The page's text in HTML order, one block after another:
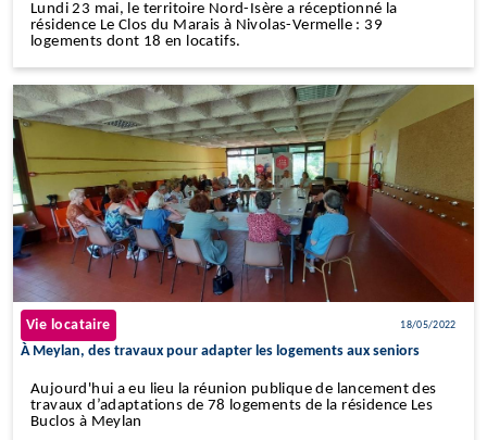
Lundi 23 mai, le territoire Nord-Isère a réceptionné la
résidence Le Clos du Marais à Nivolas-Vermelle : 39
logements dont 18 en locatifs.
Vie locataire 18/05/2022
À Meylan, des travaux pour adapter les logements aux seniors
Aujourd'hui a eu lieu la réunion publique de lancement des
travaux d’adaptations de 78 logements de la résidence Les
Buclos à Meylan